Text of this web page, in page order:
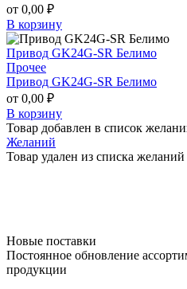
от 0,00 ₽
В корзину
Привод GK24G-SR Белимо
Прочее
Привод GK24G-SR Белимо
от 0,00 ₽
В корзину
Товар добавлен в список
Желаний
Товар удален из списка желаний
Новые поставки
Постоянное обновление
продукции